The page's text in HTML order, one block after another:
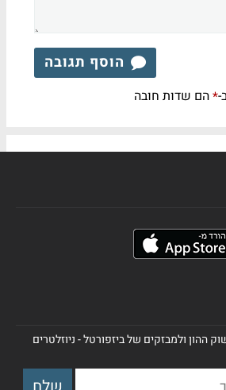
הוסף תגובה
*הם שדות חובה
ההון ולמבזקים של ביזפורטל - ניוזלטרים